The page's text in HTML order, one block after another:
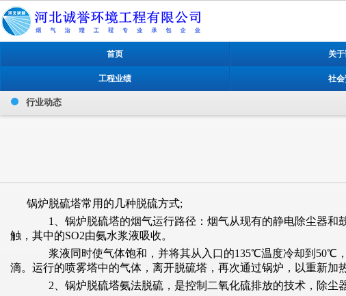
首页 关
工程业绩 社
行业动态
锅炉脱硫塔常用的几种脱硫方式;
1、锅炉脱硫塔的烟气运行路径：烟气从现有的静电除尘器和
触，其中的SO2由氨水浆液吸收。
浆液同时使气体饱和，并将其从入口的135℃温度冷却到50℃，
滴。运行的喷雾塔中的气体，离开脱硫塔，再次通过锅炉，以重新加
2、锅炉脱硫塔氨法脱硫，是控制二氧化硫排放的技术，除尘